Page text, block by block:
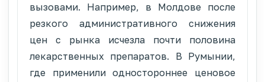
вызовами. Например, в Молдове после
резкого административного снижения
цен с рынка исчезла почти половина
лекарственных препаратов. В Румынии,
где применили одностороннее ценовое